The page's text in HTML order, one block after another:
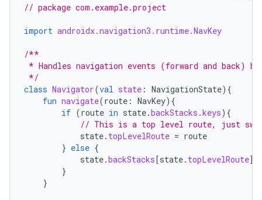
// package com.example.project
import androidx.navigation3.runtime.NavKey
/**
* Handles navigation events (forward and back)
*/
class Navigator(val state : NavigationState){
fun navigate(route : NavKey){
if (route in state.backStacks .keys){
// This is a top level route, just
state. topLevelRoute = route
} else {
state.backStacks[state. topLevelRoute
}
}